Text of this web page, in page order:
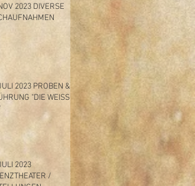
2023 DIVERSE
2023 PROBEN &
"DIE WEISSE
2023
/